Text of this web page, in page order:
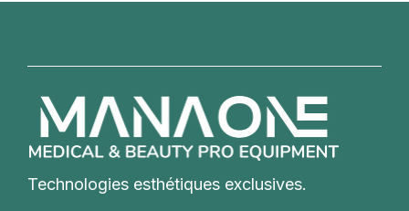
Technologies esthétiques exclusives.